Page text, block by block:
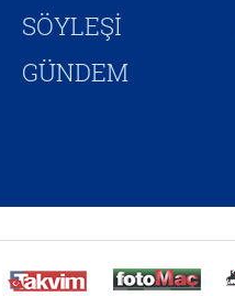
SÖYLEŞİ
GÜNDEM